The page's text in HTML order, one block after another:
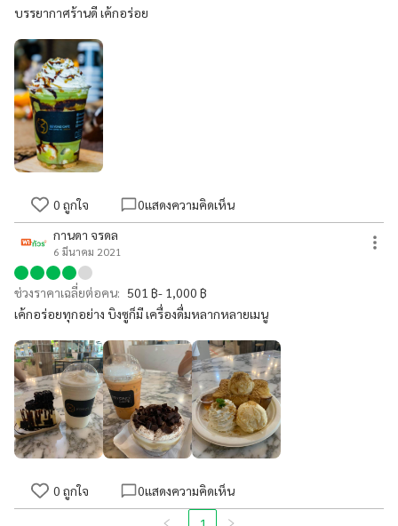
บรรยากาศร้านดี เค้กอร่อย
0 ถูกใจ 0แสดงความคิดเห็น
กานดา จรดล
6 มีนาคม 2021
ช่วงราคาเฉลี่ยต่อคน: 501 ฿- 1,000 ฿
เค้กอร่อยทุกอย่าง บิงซูก็มี เครื่องดื่มหลากหลายเมนู
0 ถูกใจ 0แสดงความคิดเห็น